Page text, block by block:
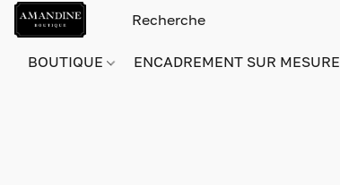
BOUTIQUE ENCADREMENT SUR MESURE